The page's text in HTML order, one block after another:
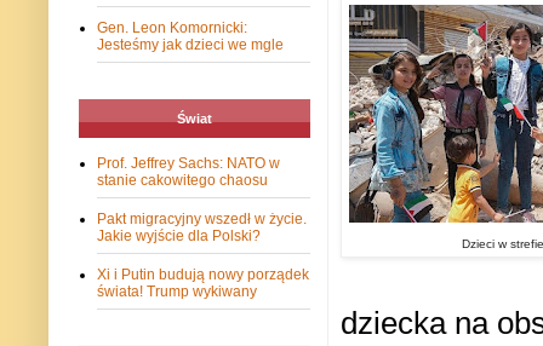
Dzieci w
dziecka na
Gen. Leon Komornicki:
Jesteśmy jak dzieci we mgle
Świat
Prof. Jeffrey Sachs: NATO w
stanie cakowitego chaosu
Pakt migracyjny wszedł w życie.
Jakie wyjście dla Polski?
Xi i Putin budują nowy porządek
świata! Trump wykiwany